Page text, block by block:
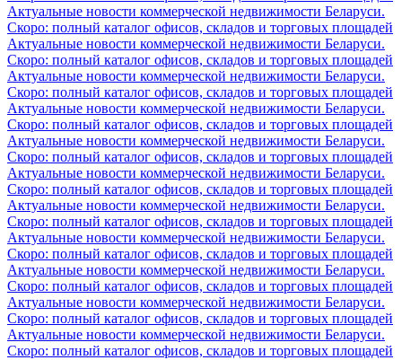
Актуальные новости коммерческой недвижимости Беларуси.
Скоро: полный каталог офисов, складов и торговых площадей
Актуальные новости коммерческой недвижимости Беларуси.
Скоро: полный каталог офисов, складов и торговых площадей
Актуальные новости коммерческой недвижимости Беларуси.
Скоро: полный каталог офисов, складов и торговых площадей
Актуальные новости коммерческой недвижимости Беларуси.
Скоро: полный каталог офисов, складов и торговых площадей
Актуальные новости коммерческой недвижимости Беларуси.
Скоро: полный каталог офисов, складов и торговых площадей
Актуальные новости коммерческой недвижимости Беларуси.
Скоро: полный каталог офисов, складов и торговых площадей
Актуальные новости коммерческой недвижимости Беларуси.
Скоро: полный каталог офисов, складов и торговых площадей
Актуальные новости коммерческой недвижимости Беларуси.
Скоро: полный каталог офисов, складов и торговых площадей
Актуальные новости коммерческой недвижимости Беларуси.
Скоро: полный каталог офисов, складов и торговых площадей
Актуальные новости коммерческой недвижимости Беларуси.
Скоро: полный каталог офисов, складов и торговых площадей
Актуальные новости коммерческой недвижимости Беларуси.
Скоро: полный каталог офисов, складов и торговых площадей